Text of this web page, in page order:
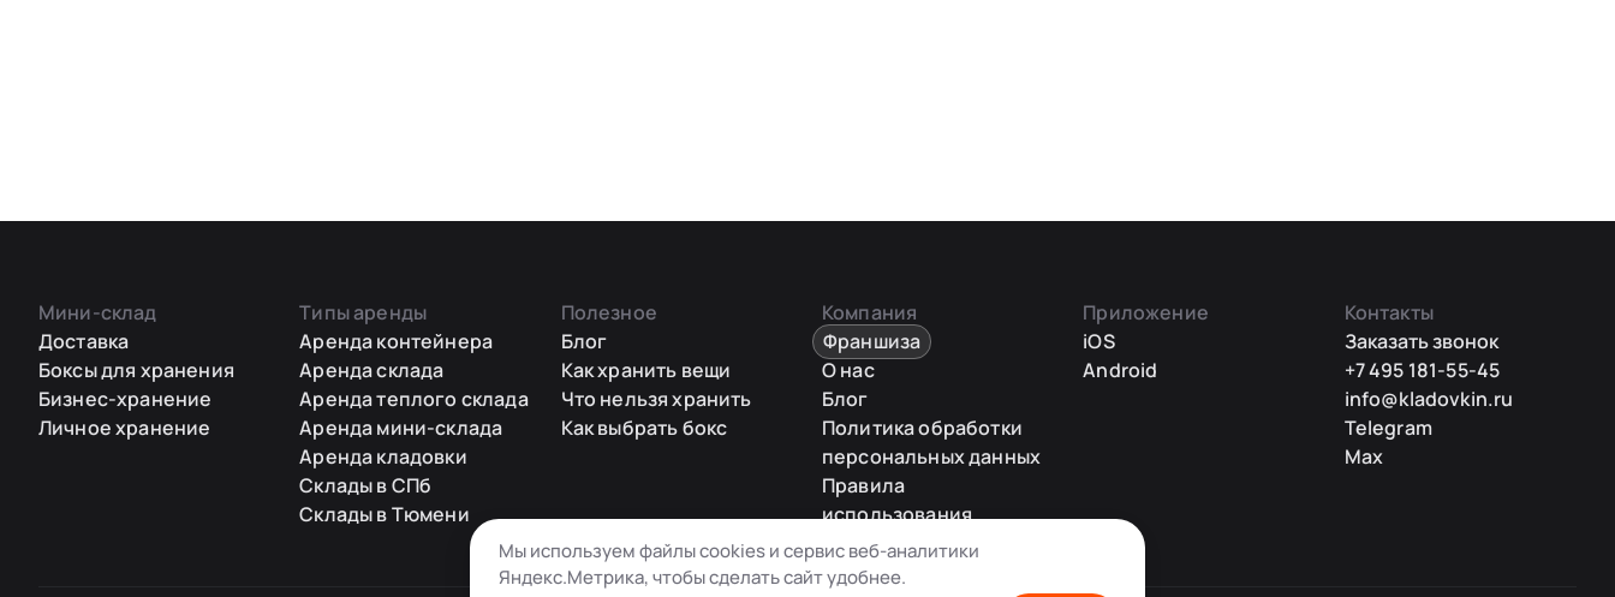
Мини-склад
Доставка
Боксы для хранения
Бизнес-хранение
Личное хранение
Типы аренды
Аренда контейнера
Аренда склада
Аренда теплого склада
Аренда мини-склада
Аренда кладовки
Склады в СПб
Склады в Тюмени
Полезное
Блог
Как хранить вещи
Что нельзя хранить
Как выбрать бокс
Компания
Франшиза
О нас
Блог
Политика обработки
персональных данных
Правила
использования
промокодов
Карта сайта
Приложение
iOS
Android
Контакты
Заказать звонок
+7 495 181-55-45
info@kladovkin.ru
Telegram
Max
Мы используем файлы cookies и сервис веб-аналитики
Яндекс.Метрика, чтобы сделать сайт удобнее.